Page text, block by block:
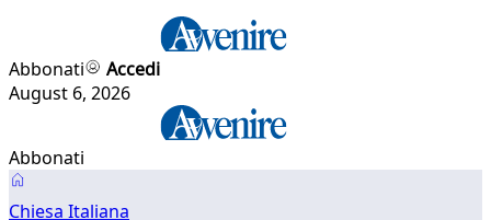
Abbonati
Accedi
August 6, 2026
Abbonati
Chiesa Italiana